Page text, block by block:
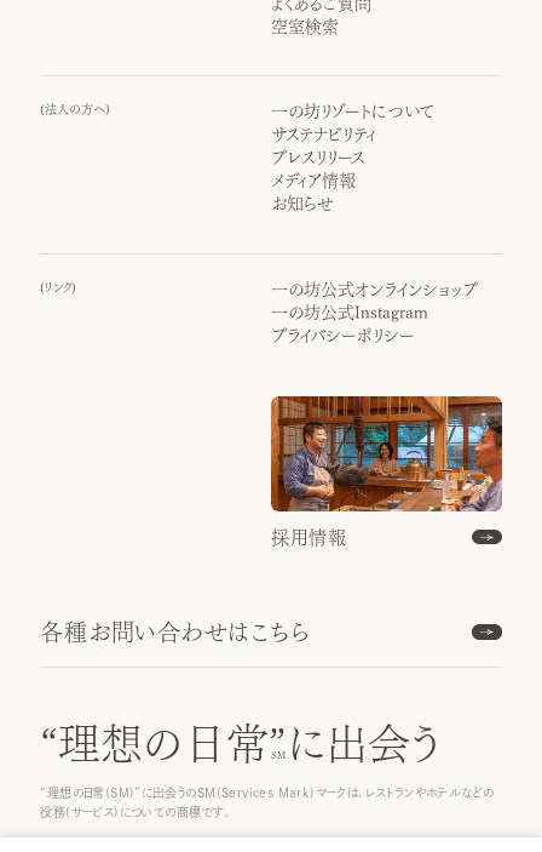
空室検索
(法人の方へ)
一の坊リゾートについて
サステナビリティ
プレスリリース
メディア情報
お知らせ
( リンク)
一の坊公式オンラインショップ
一の坊公式Instagram
プライバシーポリシー
採用情報
各種お問い合わせはこちら
“理想の日常”に出会う
“理想の日常(SM)”に出会うのSM(Services Mark)マークは、レストランやホテルなどの
役務(サービス)についての商標です。